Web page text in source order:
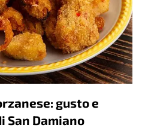
gusto e
San Damiano